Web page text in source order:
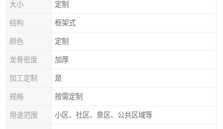
大小 定制
结构 框架式
颜色 定制
龙骨密度 加厚
加工定制 是
规格 按需定制
用途范围 小区、社区、景区、公共区域等